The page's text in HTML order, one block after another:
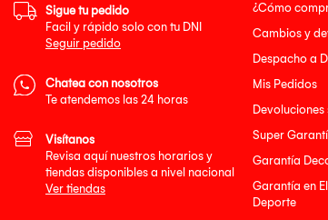
¿Cómo
Cambios y
Despacho a
Mis Pedidos
Super
Garantía
Garantía en
Deporte
Sigue tu pedido
Facil y rápido solo con tu DNI
Seguir pedido
Chatea con nosotros
Te atendemos las 24 horas
Visítanos
Revisa aquí nuestros horarios y
tiendas disponibles a nivel nacional
Ver tiendas